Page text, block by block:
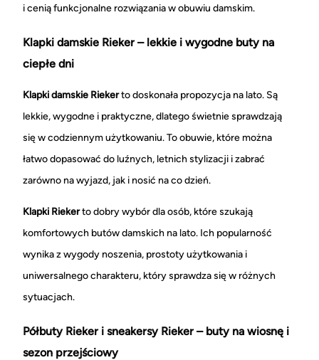
i cenią funkcjonalne rozwiązania w obuwiu damskim.
Klapki damskie Rieker – lekkie i wygodne buty na
ciepłe dni
Klapki damskie Riekerto doskonała propozycja na lato. Są
lekkie, wygodne i praktyczne, dlatego świetnie sprawdzają
się w codziennym użytkowaniu. To obuwie, które można
łatwo dopasować do luźnych, letnich stylizacji i zabrać
zarówno na wyjazd, jak i nosić na co dzień.
Klapki Riekerto dobry wybór dla osób, które szukają
komfortowych butów damskich na lato. Ich popularność
wynika z wygody noszenia, prostoty użytkowania i
uniwersalnego charakteru, który sprawdza się w różnych
sytuacjach.
Półbuty Rieker i sneakersy Rieker – buty na wiosnę i
sezon przejściowy